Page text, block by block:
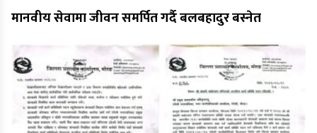
मानवीय सेवामा जीवन समर्पित गर्दै बलबहादुर बस्नेत